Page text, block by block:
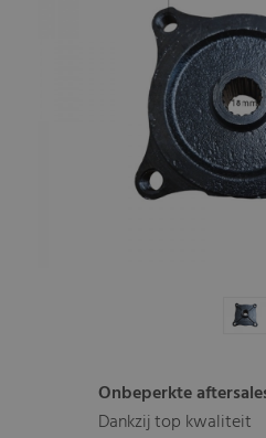
Onbeperkte
Dankzij top kwaliteit